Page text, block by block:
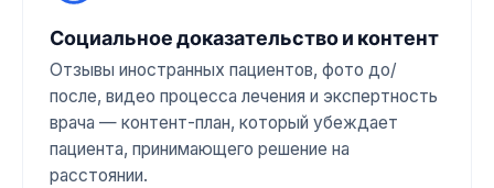
Социальное доказательство и контент
Отзывы иностранных пациентов, фото до/
после, видео процесса лечения и экспертность
врача — контент-план, который убеждает
пациента, принимающего решение на
расстоянии.